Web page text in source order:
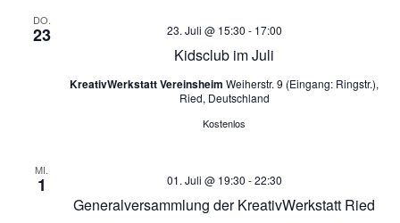
DO.
23
Kidsclub im Juli
23. Juli @ 15:30 - 17:00
KreativWerkstatt Vereinsheim Weiherstr. 9 (Eingang: Ringstr.),
Ried, Deutschland
Kostenlos
MI.
1
Generalversammlung der KreativWerkstatt Ried
01. Juli @ 19:30 -22:30